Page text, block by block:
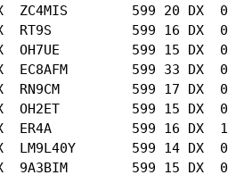
ZC4MIS        599 20 DX  0
RT9S          599 16 DX  0
OH7UE         599 15 DX  0
EC8AFM        599 33 DX  0
RN9CM         599 17 DX  0
OH2ET         599 15 DX  0
ER4A          599 16 DX  1
LM9L40Y       599 14 DX  0
9A3BIM        599 15 DX  0